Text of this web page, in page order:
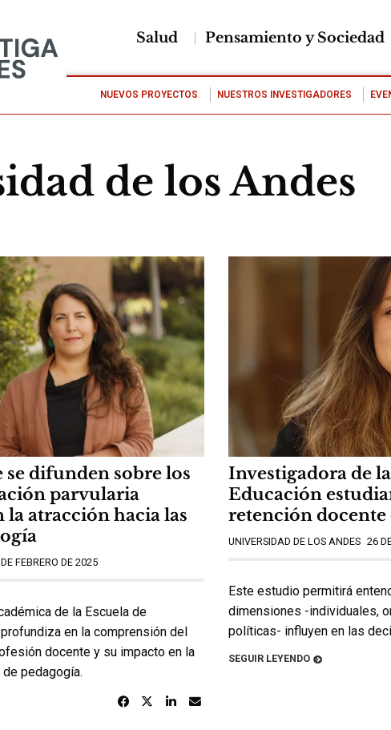
Salud Pensamiento y Sociedad
NUEVOS PROYECTOS NUESTROS INVESTIGADORES
de los Andes
se difunden sobre los
parvularia
atracción hacia las
FEBRERO DE 2025
de la Escuela de
en la comprensión del
docente y su impacto en la
pedagogía.
Investigadora de
Educación
retención docente
UNIVERSIDAD DE LOS ANDES 26
Este estudio permitirá
dimensiones -individuales,
políticas- influyen en las
SEGUIR LEYENDO